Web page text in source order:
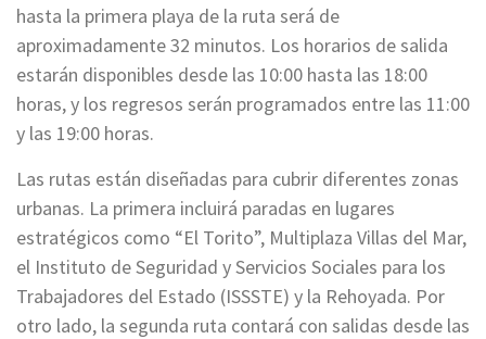
hasta la primera playa de la ruta será de
aproximadamente 32 minutos. Los horarios de salida
estarán disponibles desde las 10:00 hasta las 18:00
horas, y los regresos serán programados entre las 11:00
y las 19:00 horas.
Las rutas están diseñadas para cubrir diferentes zonas
urbanas. La primera incluirá paradas en lugares
estratégicos como “El Torito”, Multiplaza Villas del Mar,
el Instituto de Seguridad y Servicios Sociales para los
Trabajadores del Estado (ISSSTE) y la Rehoyada. Por
otro lado, la segunda ruta contará con salidas desde las